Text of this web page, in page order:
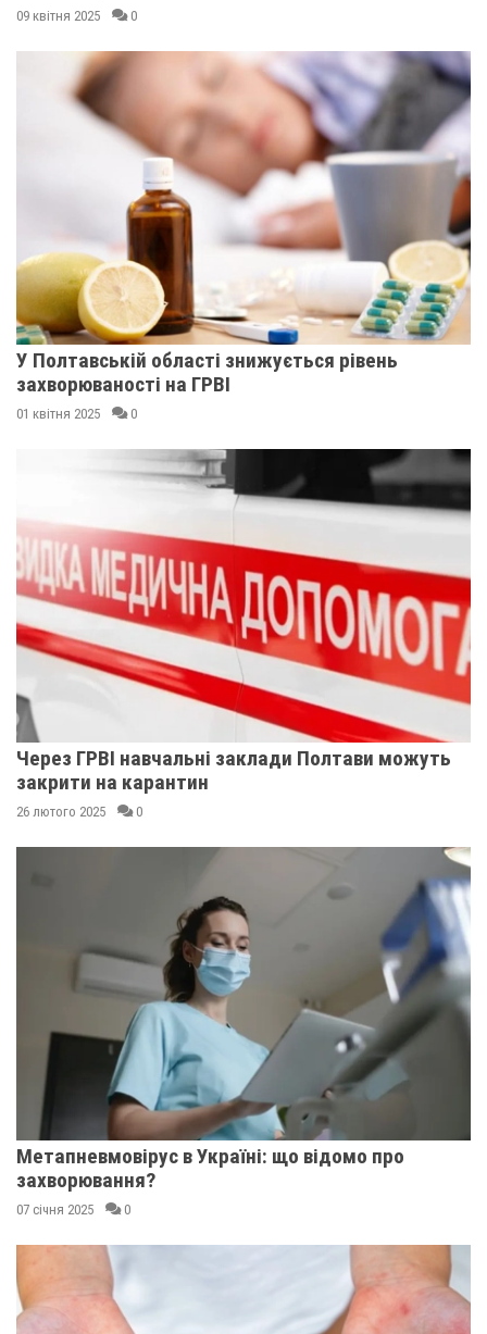
09 квітня 2025 0
У Полтавській області знижується рівень
захворюваності на ГРВІ
01 квітня 2025 0
Через ГРВІ навчальні заклади Полтави можуть
закрити на карантин
26 лютого 2025 0
Метапневмовірус в Україні: що відомо про
захворювання?
07 січня 2025 0